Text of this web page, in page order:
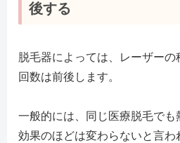
後する
脱毛器によっては、レーザー
回数は前後します。
一般的には、同じ医療脱毛でも
効果のほどは変わらないと言わ